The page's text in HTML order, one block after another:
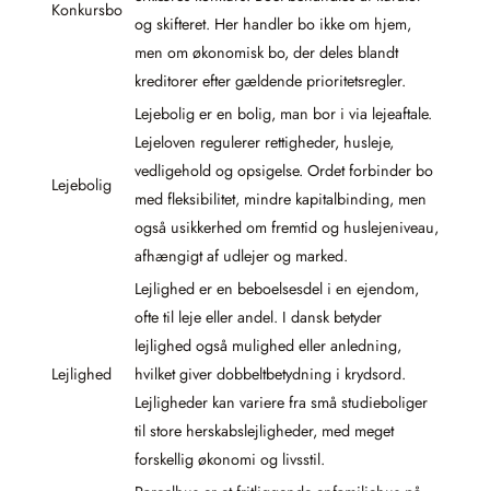
Konkursbo
og skifteret. Her handler bo ikke om hjem,
men om økonomisk bo, der deles blandt
kreditorer efter gældende prioritetsregler.
Lejebolig
Lejebolig er en bolig, man bor i via lejeaftale.
Lejeloven regulerer rettigheder, husleje,
vedligehold og opsigelse. Ordet forbinder bo
med fleksibilitet, mindre kapitalbinding, men
også usikkerhed om fremtid og huslejeniveau,
afhængigt af udlejer og marked.
Lejlighed
Lejlighed er en beboelsesdel i en ejendom,
ofte til leje eller andel. I dansk betyder
lejlighed også mulighed eller anledning,
hvilket giver dobbeltbetydning i krydsord.
Lejligheder kan variere fra små studieboliger
til store herskabslejligheder, med meget
forskellig økonomi og livsstil.